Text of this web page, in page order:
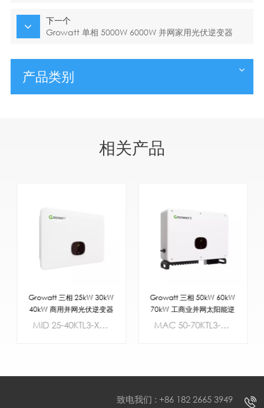
下一个
Growatt 单相 5000W 6000W 并网家用光伏逆变器
产品类别
相关产品
Growatt 三相 25kW 30kW
40kW 商用并网光伏逆变器
MID 25-40KTL3-X， 25-40kW，3/4路MPPT，三相，欧盟标准2.
Growatt 三相 50kW 60kW
70kW 工商业并网太阳能逆
变器
MAC 50-70KTL3-X， 50-70kW，3个MPPT控制器，三相，欧盟标准
致电我们 : +86 182 2665 3949